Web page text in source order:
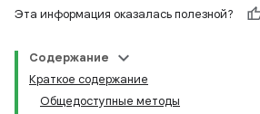
Эта информация оказалась полезной?
Содержание
Краткое содержание
Общедоступные методы